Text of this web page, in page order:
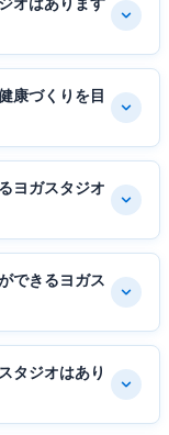
康づくりを目
ヨガスタジオ
できるヨガス
タジオはあり